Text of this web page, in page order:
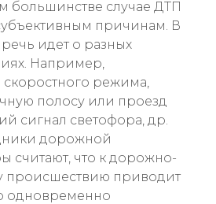
большинстве случае ДТП
причинам. В
идет о разных
Например,
режима,
полосу или проезд
сигнал светофора, др.
дорожной
считают, что к дорожно-
происшествию приводит
одновременно